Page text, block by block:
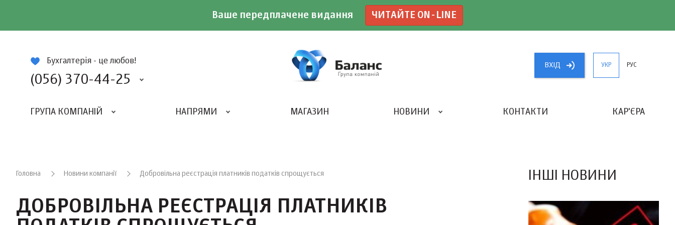
Ваше передплачене видання ЧИТАЙТЕ ON-LINE
Бухгалтерія - це любов!
(056) 370-44-25
ВХIД УКР РУС
ГРУПА КОМПАНІЙ НАПРЯМИ МАГАЗИН НОВИНИ КОНТАКТИ КАР'ЄРА
Головна Новини компанії Добровільна реєстрація платників податків спрощується
ДОБРОВІЛЬНА РЕЄСТРАЦІЯ ПЛАТНИКІВ
ІНШІ НОВИНИ